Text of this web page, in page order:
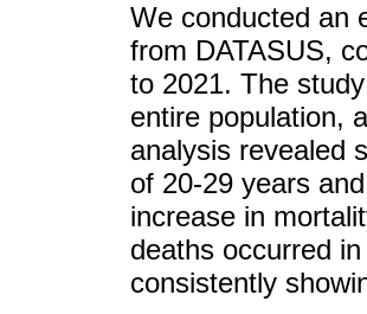
We conducted an
from DATASUS,
to 2021. The
entire population,
analysis revealed
of 20-29 years
increase in
deaths occurred
consistently